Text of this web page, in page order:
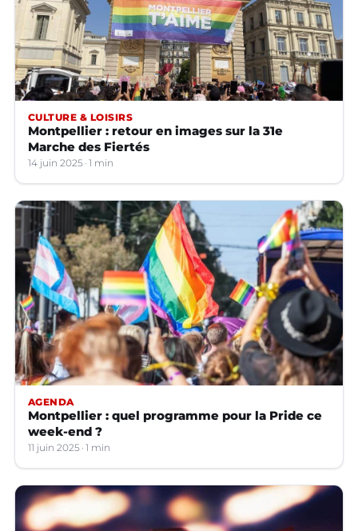
CULTURE & LOISIRS
Montpellier : retour en images sur la 31e
Marche des Fiertés
14 juin 2025 1 min
AGENDA
Montpellier : quel programme pour la Pride ce
week-end ?
11 juin 2025 1 min